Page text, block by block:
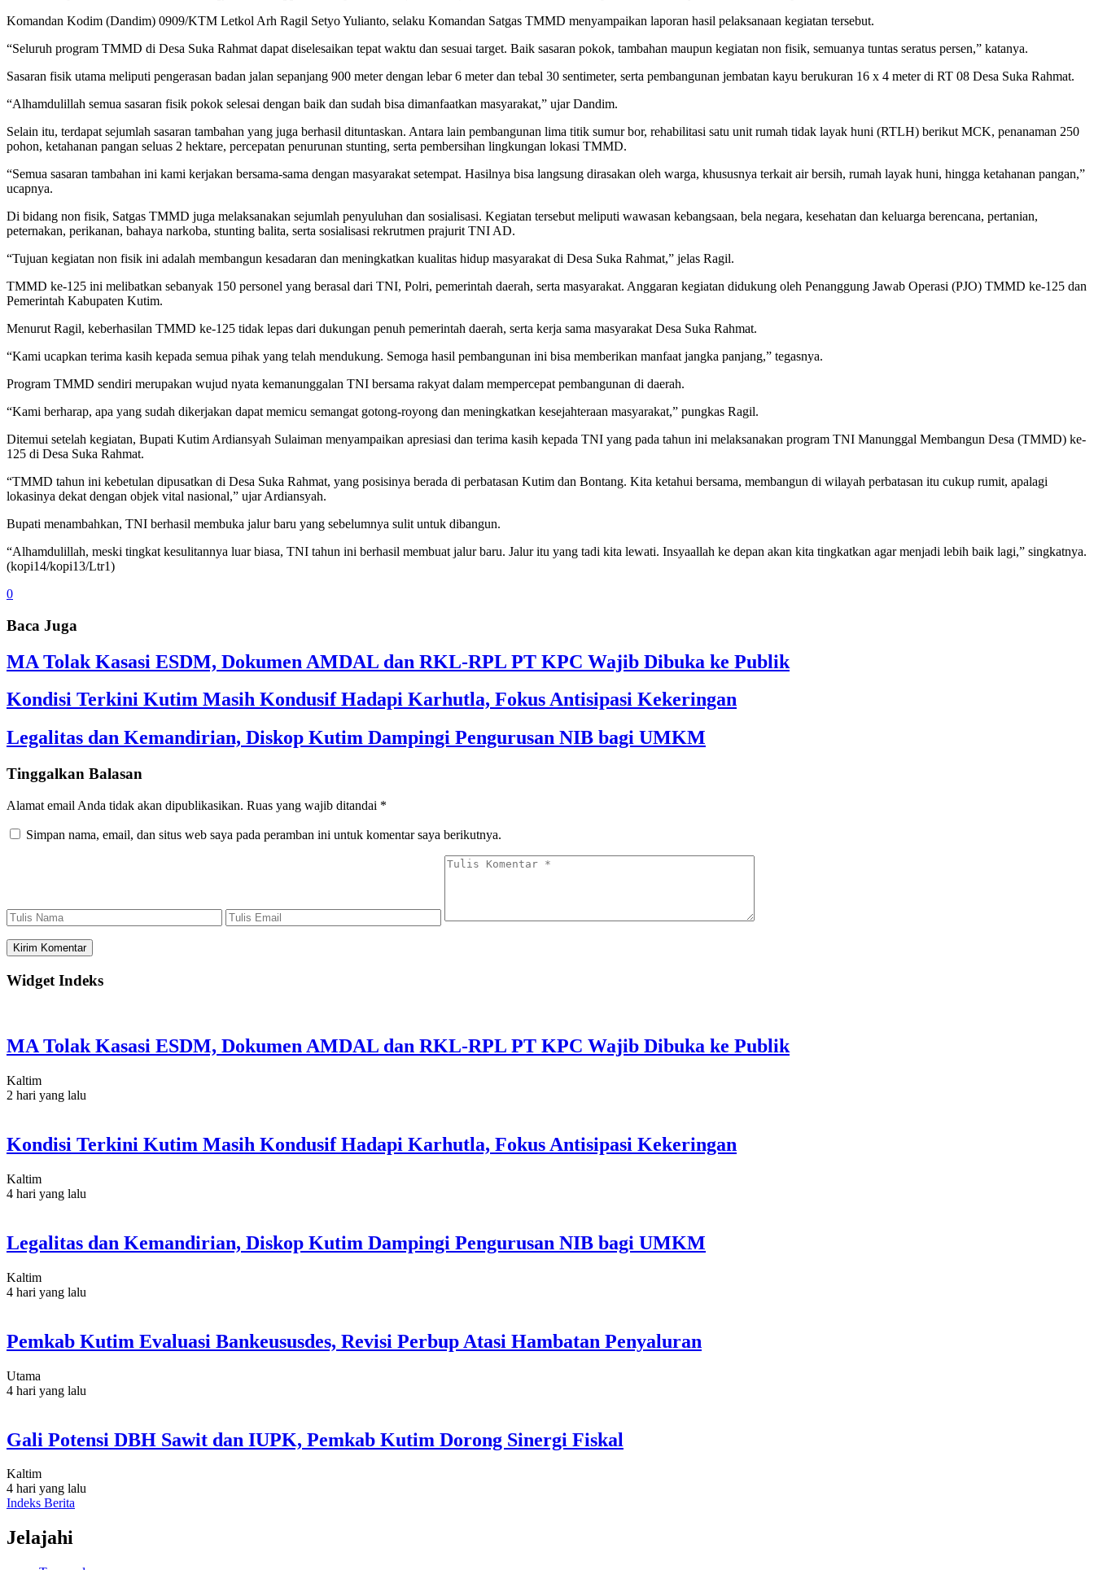
Komandan Kodim (Dandim) 0909/KTM Letkol Arh Ragil Setyo Yulianto, selaku Komandan Satgas TMMD menyampaikan laporan hasil pelaksanaan kegiatan tersebut.
“Seluruh program TMMD di Desa Suka Rahmat dapat diselesaikan tepat waktu dan sesuai target. Baik sasaran pokok, tambahan maupun kegiatan non fisik, semuanya tuntas seratus persen,” katanya.
Sasaran fisik utama meliputi pengerasan badan jalan sepanjang 900 meter dengan lebar 6 meter dan tebal 30 sentimeter, serta pembangunan jembatan kayu berukuran 16 x 4 meter di RT 08 Desa Suka Rahmat.
“Alhamdulillah semua sasaran fisik pokok selesai dengan baik dan sudah bisa dimanfaatkan masyarakat,” ujar Dandim.
Selain itu, terdapat sejumlah sasaran tambahan yang juga berhasil dituntaskan. Antara lain pembangunan lima titik sumur bor, rehabilitasi satu unit rumah tidak layak huni (RTLH) berikut MCK, penanaman 250
pohon, ketahanan pangan seluas 2 hektare, percepatan penurunan stunting, serta pembersihan lingkungan lokasi TMMD.
“Semua sasaran tambahan ini kami kerjakan bersama-sama dengan masyarakat setempat. Hasilnya bisa langsung dirasakan oleh warga, khususnya terkait air bersih, rumah layak huni, hingga ketahanan pangan,”
ucapnya.
Di bidang non fisik, Satgas TMMD juga melaksanakan sejumlah penyuluhan dan sosialisasi. Kegiatan tersebut meliputi wawasan kebangsaan, bela negara, kesehatan dan keluarga berencana, pertanian,
peternakan, perikanan, bahaya narkoba, stunting balita, serta sosialisasi rekrutmen prajurit TNI AD.
“Tujuan kegiatan non fisik ini adalah membangun kesadaran dan meningkatkan kualitas hidup masyarakat di Desa Suka Rahmat,” jelas Ragil.
TMMD ke-125 ini melibatkan sebanyak 150 personel yang berasal dari TNI, Polri, pemerintah daerah, serta masyarakat. Anggaran kegiatan didukung oleh Penanggung Jawab Operasi (PJO) TMMD ke-125 dan
Pemerintah Kabupaten Kutim.
Menurut Ragil, keberhasilan TMMD ke-125 tidak lepas dari dukungan penuh pemerintah daerah, serta kerja sama masyarakat Desa Suka Rahmat.
“Kami ucapkan terima kasih kepada semua pihak yang telah mendukung. Semoga hasil pembangunan ini bisa memberikan manfaat jangka panjang,” tegasnya.
Program TMMD sendiri merupakan wujud nyata kemanunggalan TNI bersama rakyat dalam mempercepat pembangunan di daerah.
“Kami berharap, apa yang sudah dikerjakan dapat memicu semangat gotong-royong dan meningkatkan kesejahteraan masyarakat,” pungkas Ragil.
Ditemui setelah kegiatan, Bupati Kutim Ardiansyah Sulaiman menyampaikan apresiasi dan terima kasih kepada TNI yang pada tahun ini melaksanakan program TNI Manunggal Membangun Desa (TMMD) ke-
125 di Desa Suka Rahmat.
“TMMD tahun ini kebetulan dipusatkan di Desa Suka Rahmat, yang posisinya berada di perbatasan Kutim dan Bontang. Kita ketahui bersama, membangun di wilayah perbatasan itu cukup rumit, apalagi
lokasinya dekat dengan objek vital nasional,” ujar Ardiansyah.
Bupati menambahkan, TNI berhasil membuka jalur baru yang sebelumnya sulit untuk dibangun.
“Alhamdulillah, meski tingkat kesulitannya luar biasa, TNI tahun ini berhasil membuat jalur baru. Jalur itu yang tadi kita lewati. Insyaallah ke depan akan kita tingkatkan agar menjadi lebih baik lagi,” singkatnya.
(kopi14/kopi13/Ltr1)
0
Baca Juga
MA Tolak Kasasi ESDM, Dokumen AMDAL dan RKL-RPL PT KPC Wajib Dibuka ke Publik
Kondisi Terkini Kutim Masih Kondusif Hadapi Karhutla, Fokus Antisipasi Kekeringan
Legalitas dan Kemandirian, Diskop Kutim Dampingi Pengurusan NIB bagi UMKM
Tinggalkan Balasan
Alamat email Anda tidak akan dipublikasikan. Ruas yang wajib ditandai *
Simpan nama, email, dan situs web saya pada peramban ini untuk komentar saya berikutnya.
Widget Indeks
MA Tolak Kasasi ESDM, Dokumen AMDAL dan RKL-RPL PT KPC Wajib Dibuka ke Publik
Kaltim
2 hari yang lalu
Kondisi Terkini Kutim Masih Kondusif Hadapi Karhutla, Fokus Antisipasi Kekeringan
Kaltim
4 hari yang lalu
Legalitas dan Kemandirian, Diskop Kutim Dampingi Pengurusan NIB bagi UMKM
Kaltim
4 hari yang lalu
Pemkab Kutim Evaluasi Bankeususdes, Revisi Perbup Atasi Hambatan Penyaluran
Utama
4 hari yang lalu
Gali Potensi DBH Sawit dan IUPK, Pemkab Kutim Dorong Sinergi Fiskal
Kaltim
4 hari yang lalu
Indeks Berita
Jelajahi